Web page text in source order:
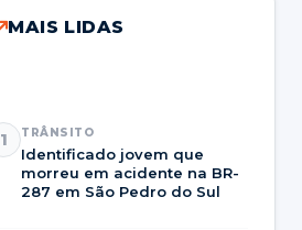
MAIS LIDAS
1 TRÂNSITO
Identificado jovem que
morreu em acidente na BR-
287 em São Pedro do Sul